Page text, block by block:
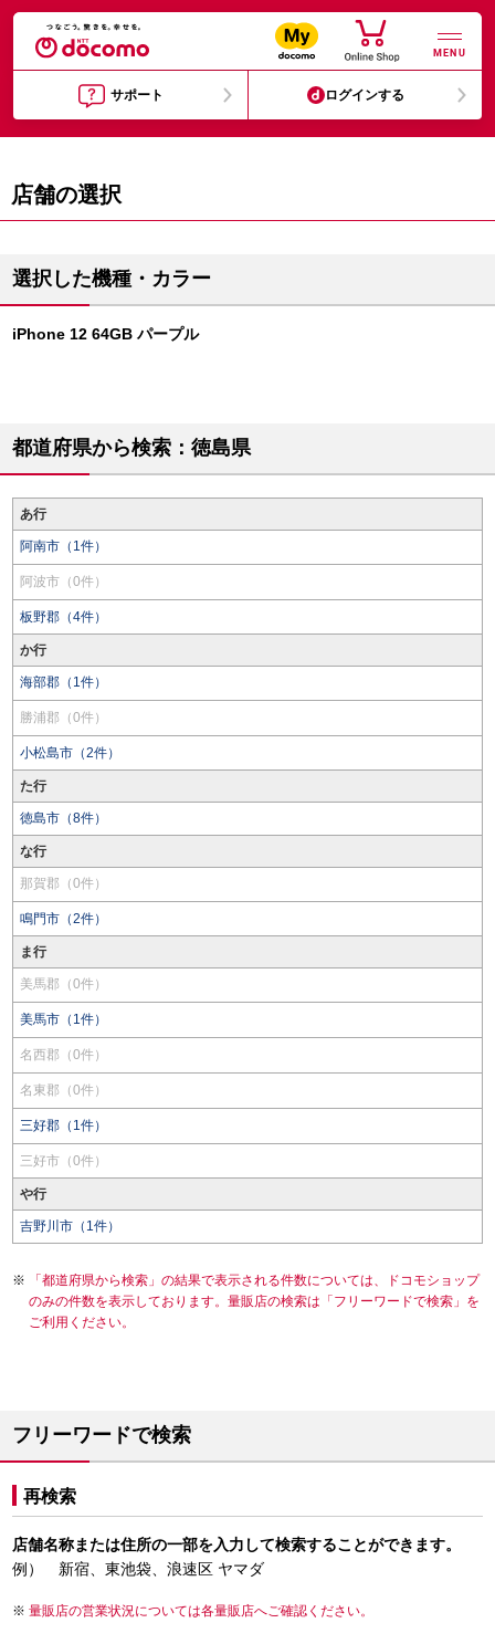
MENU
サポート ログインする
店舗の選択
選択した機種・カラー
iPhone 12 64GB パープル
都道府県から検索：徳島県
あ行
阿南市（1件）
阿波市（0件）
板野郡（4件）
か行
海部郡（1件）
勝浦郡（0件）
小松島市（2件）
た行
徳島市（8件）
な行
那賀郡（0件）
鳴門市（2件）
ま行
美馬郡（0件）
美馬市（1件）
名西郡（0件）
名東郡（0件）
三好郡（1件）
三好市（0件）
や行
吉野川市（1件）
「都道府県から検索」の結果で表示される件数については、ドコモショップ
のみの件数を表示しております。量販店の検索は「フリーワードで検索」を
ご利用ください。
フリーワードで検索
再検索
店舗名称または住所の一部を入力して検索することができます。
例） 新宿、東池袋、浪速区 ヤマダ
量販店の営業状況については各量販店へご確認ください。